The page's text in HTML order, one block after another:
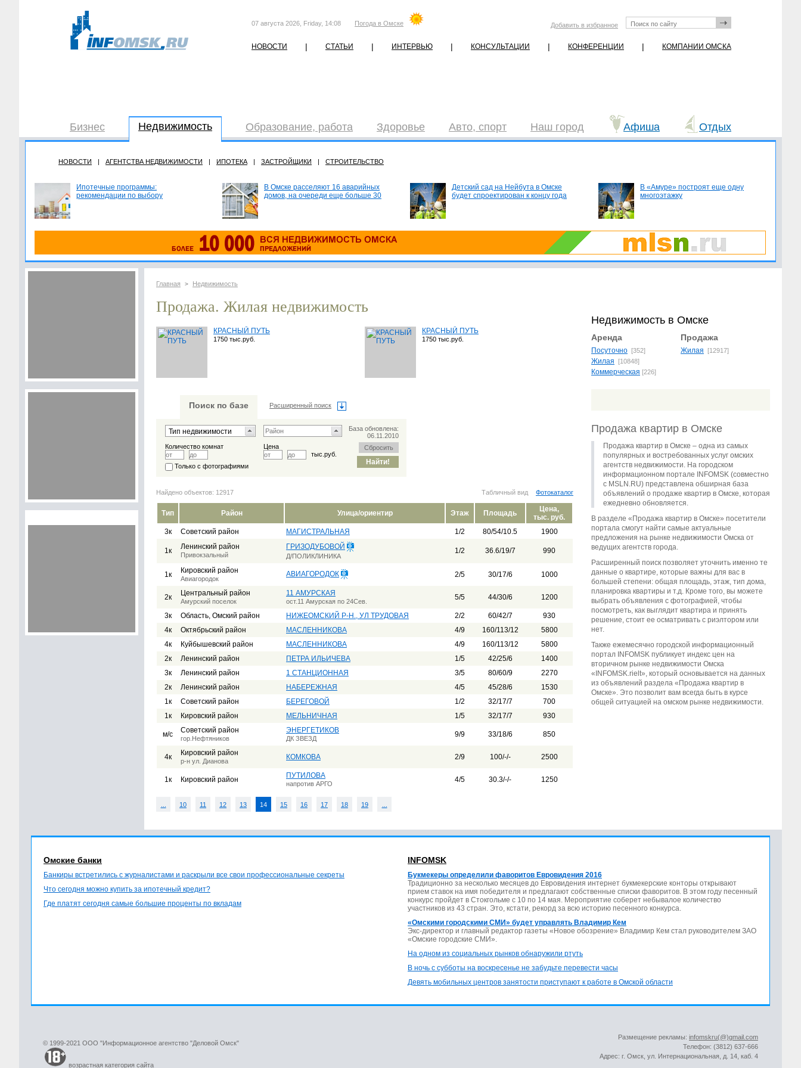
07 августа 2026, Friday, 14:08 Погода в Омске Добавить в избранное
НОВОСТИ | СТАТЬИ | ИНТЕРВЬЮ | КОНСУЛЬТАЦИИ | КОНФЕРЕНЦИИ | КОМПАНИИ ОМСКА
Бизнес Недвижимость Образование, работа Здоровье Авто, спорт Наш город Афиша Отдых
НОВОСТИ | АГЕНТСТВА НЕДВИЖИМОСТИ | ИПОТЕКА | ЗАСТРОЙЩИКИ | СТРОИТЕЛЬСТВО
Ипотечные программы:
рекомендации по выбору
В Омске расселяют 16 аварийных
домов, на очереди еще больше 30
Детский сад на Нейбута в Омске
будет спроектирован к концу года
В «Амуре» построят еще одну
многоэтажку
Главная > Недвижимость
Продажа. Жилая недвижимость
КРАСНЫЙ ПУТЬ
1750 тыс.руб.
КРАСНЫЙ ПУТЬ
1750 тыс.руб.
Поиск по базе Расширенный поиск
База обновлена:
06.11.2010
Количество комнат
Цена
тыс.руб.
Только с фотографиями
Табличный вид Фотокаталог
Найдено объектов: 12917
Тип Район Улица/ориентир Этаж Площадь
Цена,
тыс. руб.
3к
Советский район МАГИСТРАЛЬНАЯ 1/2 80/54/10.5 1900
1к Ленинский район
Привокзальный
ГРИЗОДУБОВОЙ
Д/ПОЛИКЛИНИКА
1/2 36.6/19/7 990
1к Кировский район
Авиагородок
АВИАГОРОДОК 2/5 30/17/6 1000
2к Центральный район
Амурский поселок
11 АМУРСКАЯ
ост.11 Амурская по 24Сев. 5/5 44/30/6 1200
3к Область, Омский район НИЖЕОМСКИЙ Р-Н., УЛ ТРУДОВАЯ 2/2 60/42/7
930
4к
Октябрьский район МАСЛЕННИКОВА 4/9 160/113/12
5800
4к
Куйбышевский район МАСЛЕННИКОВА 4/9 160/113/12
5800
2к
Ленинский район ПЕТРА ИЛЬИЧЕВА 1/5 42/25/6
1400
3к
Ленинский район 1 СТАНЦИОННАЯ 3/5 80/60/9
2270
2к
Ленинский район НАБЕРЕЖНАЯ 4/5 45/28/6
1530
1к
Советский район БЕРЕГОВОЙ 1/2 32/17/7
700
1к
Кировский район МЕЛЬНИЧНАЯ 1/5 32/17/7 930
м/с Советский район
гор.Нефтяников
ЭНЕРГЕТИКОВ
ДК ЗВЕЗД 9/9 33/18/6 850
4к Кировский район
р-н ул. Дианова КОМКОВА 2/9 100/-/- 2500
1к Кировский район ПУТИЛОВА
напротив АРГО 4/5 30.3/-/- 1250
10 11 12 13 14 15 16 17 18 19
Недвижимость в Омске
Аренда Продажа
Посуточно [352]
Жилая [10848]
Коммерческая [226]
Жилая [12917]
Продажа квартир в Омске
Продажа квартир в Омске – одна из самых
популярных и востребованных услуг омских
агентств недвижимости. На городском
информационном портале INFOMSK (совместно
с MSLN.RU) представлена обширная база
объявлений о продаже квартир в Омске, которая
ежедневно обновляется.
В разделе «Продажа квартир в Омске» посетители
портала смогут найти самые актуальные
предложения на рынке недвижимости Омска от
ведущих агентств города.
Расширенный поиск позволяет уточнить именно те
данные о квартире, которые важны для вас в
большей степени: общая площадь, этаж, тип дома,
планировка квартиры и т.д. Кроме того, вы можете
выбрать объявления с фотографией, чтобы
посмотреть, как выглядит квартира и принять
решение, стоит ее осматривать с риэлтором или
нет.
Также ежемесячно городской информационный
портал INFOMSK публикует индекс цен на
вторичном рынке недвижимости Омска
«INFOMSK.rielt», который основывается на данных
из объявлений раздела «Продажа квартир в
Омске». Это позволит вам всегда быть в курсе
общей ситуацией на омском рынке недвижимости.
Омские банки
Банкиры встретились с журналистами и раскрыли все свои профессиональные секреты
Что сегодня можно купить за ипотечный кредит?
Где платят сегодня самые большие проценты по вкладам
INFOMSK
Букмекеры определили фаворитов Евровидения 2016
Традиционно за несколько месяцев до Евровидения интернет букмекерские конторы открывают
прием ставок на имя победителя и предлагают собственные списки фаворитов. В этом году песенный
конкурс пройдет в Стокгольме с 10 по 14 мая. Мероприятие соберет небывалое количество
участников из 43 стран. Это, кстати, рекорд за всю историю песенного конкурса.
«Омскими городскими СМИ» будет управлять Владимир Кем
Экс-директор и главный редактор газеты «Новое обозрение» Владимир Кем стал руководителем ЗАО
«Омские городские СМИ».
На одном из социальных рынков обнаружили ртуть
В ночь с субботы на воскресенье не забудьте перевести часы
Девять мобильных центров занятости приступают к работе в Омской области
© 1999-2021 ООО "Информационное агентство "Деловой Омск"
возрастная категория сайта
Размещение рекламы: infomskru(@)gmail.com
Телефон: (3812) 637-666
Адрес: г. Омск, ул. Интернациональная, д. 14, каб. 4